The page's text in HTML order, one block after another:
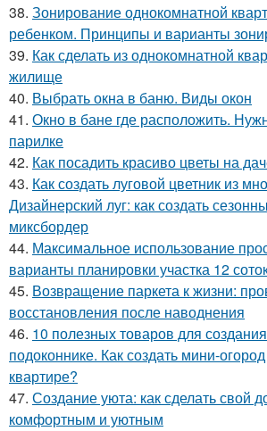
38. Зонирование однокомнатной
ребенком. Принципы и варианты
39. Как сделать из однокомнатной
жилище
40. Выбрать окна в баню. Виды окон
41. Окно в бане где расположить.
парилке
42. Как посадить красиво цветы на
43. Как создать луговой цветник из
Дизайнерский луг: как создать
миксбордер
44. Максимальное использование
варианты планировки участка 12
45. Возвращение паркета к жизни:
восстановления после наводнения
46. 10 полезных товаров для
подоконнике. Как создать мини-
квартире?
47. Создание уюта: как сделать свой
комфортным и уютным